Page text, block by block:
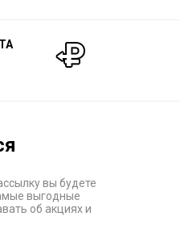
вы будете
выгодные
об акциях и